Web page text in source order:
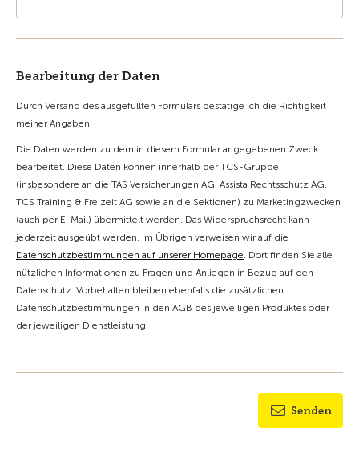
Bearbeitung der Daten
Durch Versand des ausgefüllten Formulars bestätige ich die Richtigkeit
meiner Angaben.
Die Daten werden zu dem in diesem Formular angegebenen Zweck
bearbeitet. Diese Daten können innerhalb der TCS-Gruppe
(insbesondere an die TAS Versicherungen AG, Assista Rechtsschutz AG,
TCS Training & Freizeit AG sowie an die Sektionen) zu Marketingzwecken
(auch per E-Mail) übermittelt werden. Das Widerspruchsrecht kann
jederzeit ausgeübt werden. Im Übrigen verweisen wir auf die
Datenschutzbestimmungen auf unserer Homepage. Dort finden Sie alle
nützlichen Informationen zu Fragen und Anliegen in Bezug auf den
Datenschutz. Vorbehalten bleiben ebenfalls die zusätzlichen
Datenschutzbestimmungen in den AGB des jeweiligen Produktes oder
der jeweiligen Dienstleistung.
Senden